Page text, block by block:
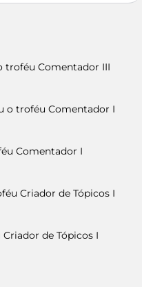
troféu Comentador III
o troféu Comentador I
Comentador I
Criador de Tópicos I
de Tópicos I